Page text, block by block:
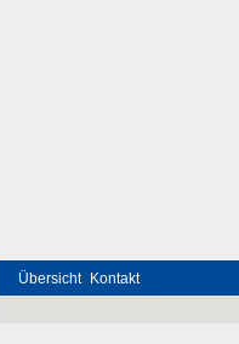
Übersicht Kontakt